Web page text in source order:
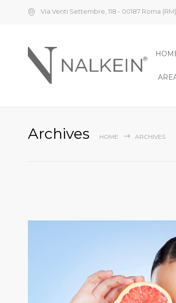
Via Venti Settembre, 118 - 00187 Roma (RM)
Archives HOME ARCHIVES